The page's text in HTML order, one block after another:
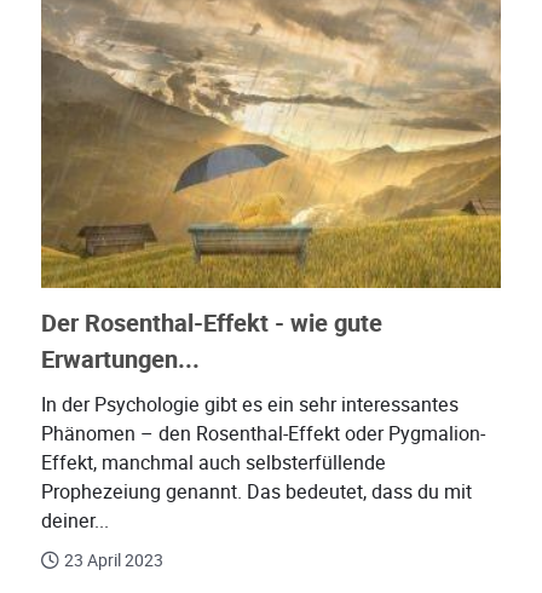
Der Rosenthal-Effekt - wie gute
Erwartungen...
In der Psychologie gibt es ein sehr interessantes
Phänomen – den Rosenthal-Effekt oder Pygmalion-
Effekt, manchmal auch selbsterfüllende
Prophezeiung genannt. Das bedeutet, dass du mit
deiner...
23 April 2023